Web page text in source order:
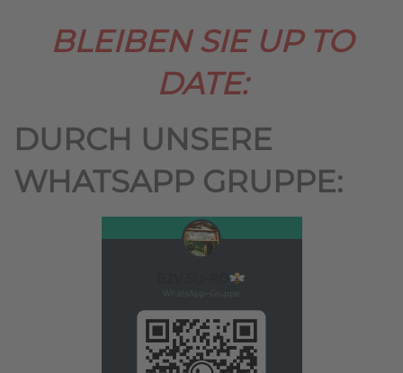
BLEIBEN SIE UP TO
DATE:
DURCH UNSERE
WHATSAPP GRUPPE: